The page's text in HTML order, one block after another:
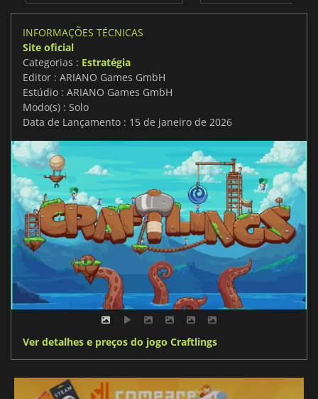
INFORMAÇÕES TÉCNICAS
Site oficial
Categorias : Estratégia
Editor : ARIANO Games GmbH
Estúdio : ARIANO Games GmbH
Modo(s) : Solo
Data de Lançamento : 15 de janeiro de 2026
Ver detalhes e preços do jogo Craftlings